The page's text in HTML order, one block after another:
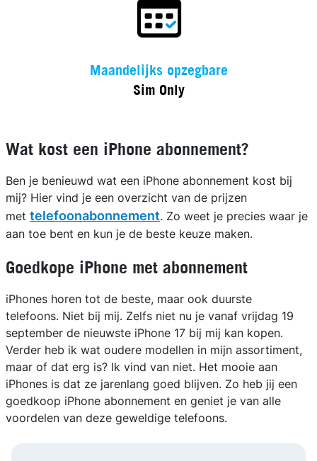
Maandelijks opzegbare
Sim Only
Wat kost een iPhone abonnement?
Ben je benieuwd wat een iPhone abonnement kost bij
mij? Hier vind je een overzicht van de prijzen
met telefoonabonnement. Zo weet je precies waar je
aan toe bent en kun je de beste keuze maken.
Goedkope iPhone met abonnement
iPhones horen tot de beste, maar ook duurste
telefoons. Niet bij mij. Zelfs niet nu je vanaf vrijdag 19
september de nieuwste iPhone 17 bij mij kan kopen.
Verder heb ik wat oudere modellen in mijn assortiment,
maar of dat erg is? Ik vind van niet. Het mooie aan
iPhones is dat ze jarenlang goed blijven. Zo heb jij een
goedkoop iPhone abonnement en geniet je van alle
voordelen van deze geweldige telefoons.